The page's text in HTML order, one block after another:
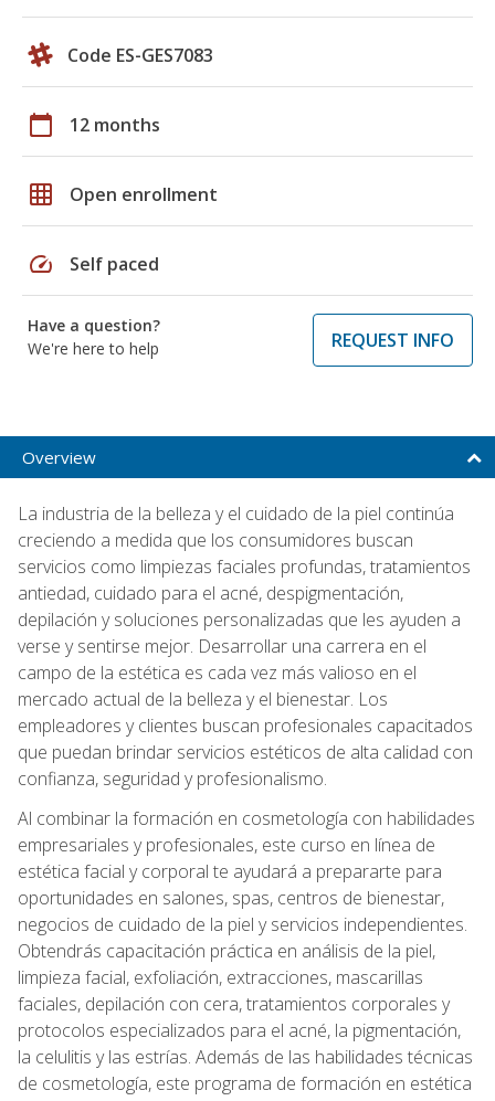
Code ES-GES7083
calendar_today 12 months
grid_on Open enrollment
speed Self paced
Have a question?
We're here to help
REQUEST INFO
Overview
La industria de la belleza y el cuidado de la piel continúa
creciendo a medida que los consumidores buscan
servicios como limpiezas faciales profundas, tratamientos
antiedad, cuidado para el acné, despigmentación,
depilación y soluciones personalizadas que les ayuden a
verse y sentirse mejor. Desarrollar una carrera en el
campo de la estética es cada vez más valioso en el
mercado actual de la belleza y el bienestar. Los
empleadores y clientes buscan profesionales capacitados
que puedan brindar servicios estéticos de alta calidad con
confianza, seguridad y profesionalismo.
Al combinar la formación en cosmetología con habilidades
empresariales y profesionales, este curso en línea de
estética facial y corporal te ayudará a prepararte para
oportunidades en salones, spas, centros de bienestar,
negocios de cuidado de la piel y servicios independientes.
Obtendrás capacitación práctica en análisis de la piel,
limpieza facial, exfoliación, extracciones, mascarillas
faciales, depilación con cera, tratamientos corporales y
protocolos especializados para el acné, la pigmentación,
la celulitis y las estrías. Además de las habilidades técnicas
de cosmetología, este programa de formación en estética